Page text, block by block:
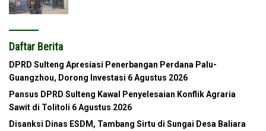
Daftar Berita
DPRD Sulteng Apresiasi Penerbangan Perdana Palu-
Guangzhou, Dorong Investasi 6 Agustus 2026
Pansus DPRD Sulteng Kawal Penyelesaian Konflik Agraria
Sawit di Tolitoli 6 Agustus 2026
Disanksi Dinas ESDM, Tambang Sirtu di Sungai Desa Baliara